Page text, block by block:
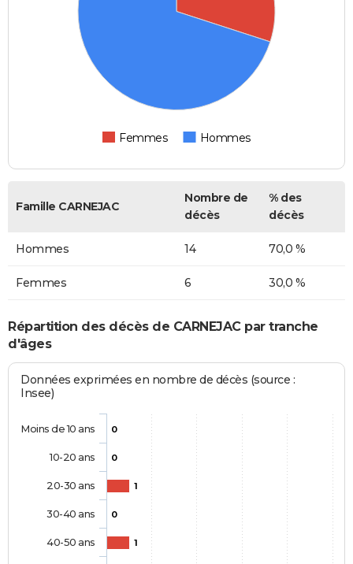
Femmes Hommes
Famille CARNEJAC
Nombre de
décès
% des
décès
Hommes 14 70,0 %
Femmes 6 30,0 %
Répartition des décès de CARNEJAC par tranche
d'âges
Données exprimées en nombre de décès (source :
Insee)
0
0
1
0
1
Moins de 10 ans
10-20 ans
20-30 ans
30-40 ans
40-50 ans